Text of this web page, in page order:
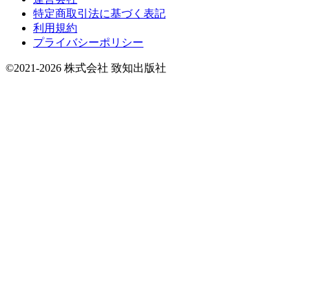
特定商取引法に基づく表記
利用規約
プライバシーポリシー
©2021-2026 株式会社 致知出版社